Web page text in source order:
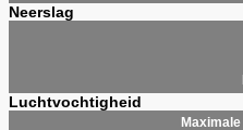
Neerslag
Luchtvochtigheid